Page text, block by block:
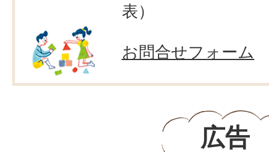
表）
お問合せフォーム
広告